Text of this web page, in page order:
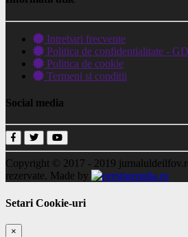
Intrebari frecvente
Politica de confidentialitate -
Politica de cookie
Termeni si conditii
Social media
Copyright © 2017 - 2019
rezervate. Made by
Setari Cookie-uri
×